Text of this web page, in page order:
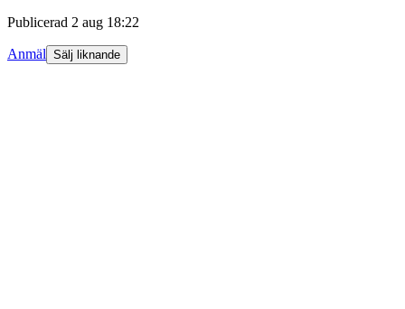
Publicerad 2 aug 18:22
Anmäl Sälj liknande